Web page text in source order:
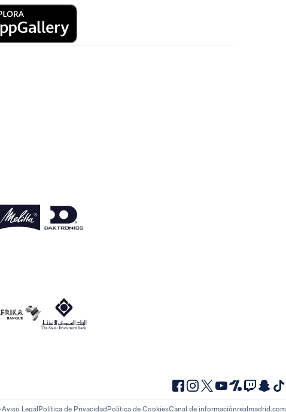
Aviso LegalPolítica de Privacidad Política de CookiesCanal de informaciónrealmadrid.com